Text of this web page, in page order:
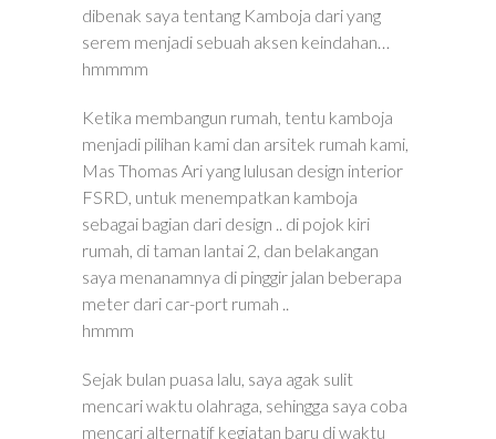
dibenak saya tentang Kamboja dari yang
serem menjadi sebuah aksen keindahan…
hmmmm
Ketika membangun rumah, tentu kamboja
menjadi pilihan kami dan arsitek rumah kami,
Mas Thomas Ari yang lulusan design interior
FSRD, untuk menempatkan kamboja
sebagai bagian dari design .. di pojok kiri
rumah, di taman lantai 2, dan belakangan
saya menanamnya di pinggir jalan beberapa
meter dari car-port rumah ..
hmmm
Sejak bulan puasa lalu, saya agak sulit
mencari waktu olahraga, sehingga saya coba
mencari alternatif kegiatan baru di waktu